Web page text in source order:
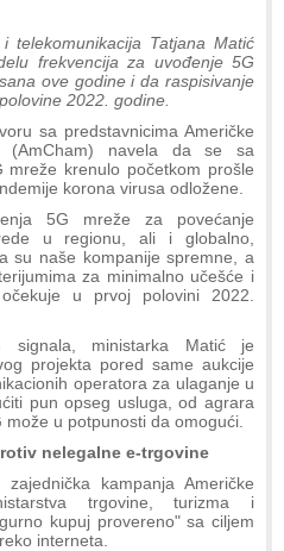
telekomunikacija Tatjana Matić
frekvencija za uvođenje 5G
ove godine i da raspisivanje
2022. godine.
sa predstavnicima Američke
(AmCham) navela da se sa
mreže krenulo početkom prošle
korona virusa odložene.
5G mreže za povećanje
u regionu, ali i globalno,
su naše kompanije spremne, a
za minimalno učešće i
u prvoj polovini 2022.
signala, ministarka Matić je
projekta pored same aukcije
operatora za ulaganje u
pun opseg usluga, od agrara
u potpunosti da omogući.
nelegalne e-trgovine
kampanja Američke
trgovine, turizma i
kupuj provereno" sa ciljem
interneta.